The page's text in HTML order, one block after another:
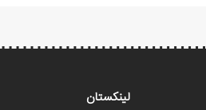
لینکستان